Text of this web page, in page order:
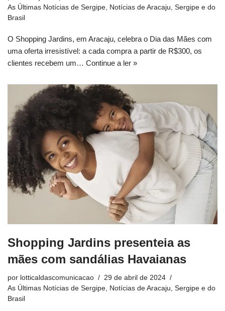
As Últimas Notícias de Sergipe, Notícias de Aracaju, Sergipe e do
Brasil
O Shopping Jardins, em Aracaju, celebra o Dia das Mães com
uma oferta irresistível: a cada compra a partir de R$300, os
clientes recebem um… Continue a ler »
Shopping Jardins presenteia as
mães com sandálias Havaianas
por lotticaldascomunicacao
29 de abril de 2024
As Últimas Notícias de Sergipe
Notícias de Aracaju, Sergipe e do
Brasil